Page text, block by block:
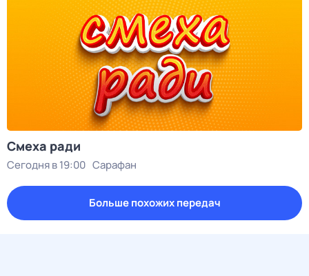
Смеха ради
Сегодня в 19:00 Сарафан
Больше похожих передач